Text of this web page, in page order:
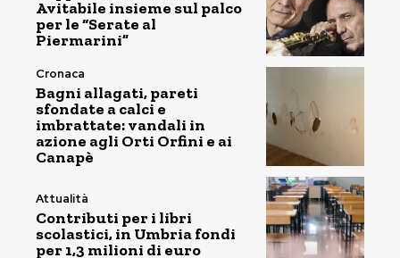
Avitabile insieme sul palco
per le “Serate al
Piermarini”
Cronaca
Bagni allagati, pareti
sfondate a calci e
imbrattate: vandali in
azione agli Orti Orfini e ai
Canapè
Attualità
Contributi per i libri
scolastici, in Umbria fondi
per 1,3 milioni di euro